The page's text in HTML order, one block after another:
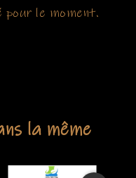
pour le moment.
la même